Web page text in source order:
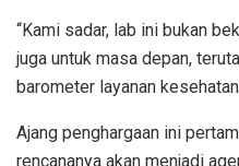
“Kami sadar, lab ini bukan
juga untuk masa depan,
barometer layanan
Ajang penghargaan ini
rencananya akan menjadi